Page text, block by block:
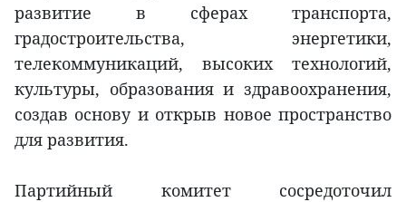
развитие в сферах транспорта,
градостроительства, энергетики,
телекоммуникаций, высоких технологий,
культуры, образования и здравоохранения,
создав основу и открыв новое пространство
для развития.
Партийный комитет сосредоточил